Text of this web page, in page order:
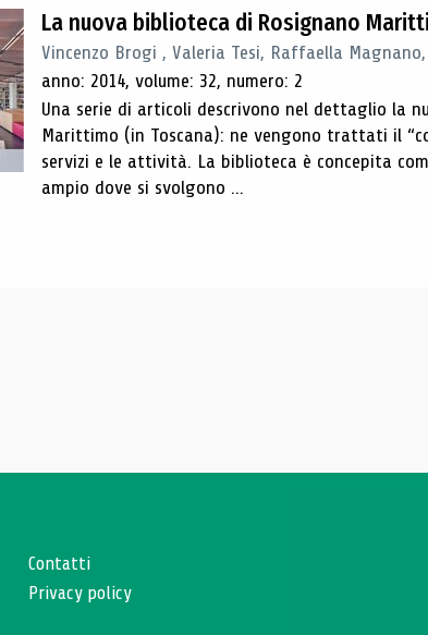
La nuova biblioteca di Rosignano
Vincenzo Brogi , Valeria Tesi, Raffaella
anno: 2014, volume: 32, numero: 2
Una serie di articoli descrivono nel dettaglio la
Marittimo (in Toscana): ne vengono trattati il
servizi e le attività. La biblioteca è concepita
ampio dove si svolgono ...
Contatti
Privacy policy